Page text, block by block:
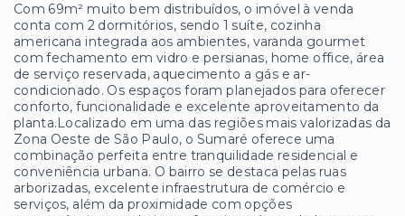
Com 69m² muito bem distribuídos, o imóvel à venda
conta com 2 dormitórios, sendo 1 suíte, cozinha
americana integrada aos ambientes, varanda gourmet
com fechamento em vidro e persianas, home office, área
de serviço reservada, aquecimento a gás e ar-
condicionado. Os espaços foram planejados para oferecer
conforto, funcionalidade e excelente aproveitamento da
planta.Localizado em uma das regiões mais valorizadas da
Zona Oeste de São Paulo, o Sumaré oferece uma
combinação perfeita entre tranquilidade residencial e
conveniência urbana. O bairro se destaca pelas ruas
arborizadas, excelente infraestrutura de comércio e
serviços, além da proximidade com opções